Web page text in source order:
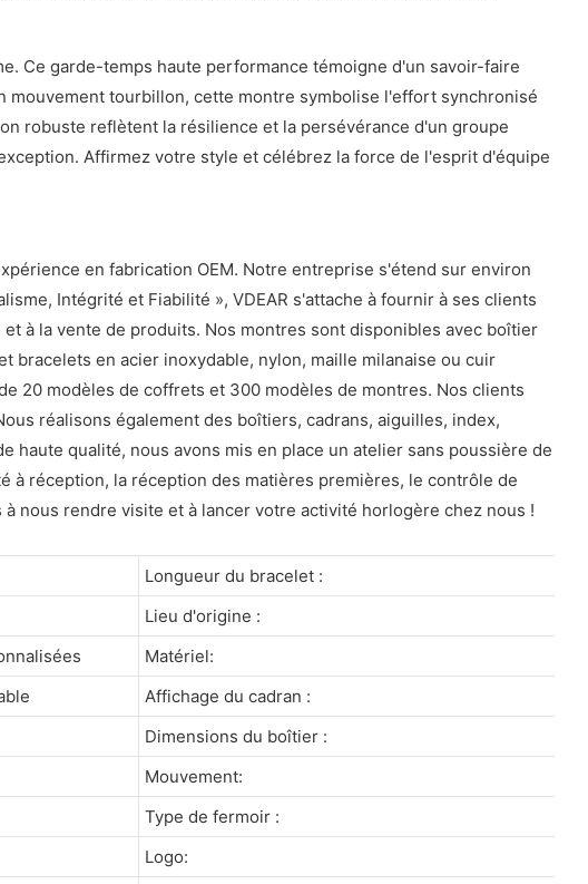
Ce garde-temps haute performance témoigne d'un savoir-faire
mouvement tourbillon, cette montre symbolise l'effort synchronisé
robuste reflètent la résilience et la persévérance d'un groupe
Affirmez votre style et célébrez la force de l'esprit d'équipe
en fabrication OEM. Notre entreprise s'étend sur environ
Intégrité et Fiabilité », VDEAR s'attache à fournir à ses clients
à la vente de produits. Nos montres sont disponibles avec boîtier
bracelets en acier inoxydable, nylon, maille milanaise ou cuir
20 modèles de coffrets et 300 modèles de montres. Nos clients
réalisons également des boîtiers, cadrans, aiguilles, index,
qualité, nous avons mis en place un atelier sans poussière de
à réception, la réception des matières premières, le contrôle de
nous rendre visite et à lancer votre activité horlogère chez nous !
Longueur du bracelet :
Lieu d'origine :
Matériel:
Affichage du cadran :
Dimensions du boîtier :
Mouvement:
Type de fermoir :
Logo: